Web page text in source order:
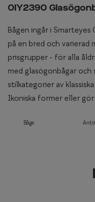
0IY2390
Bågen ingår i
på en bred och varierad
prisgrupper - för alla
med glasögonbågar och
stilkategorier av
Ikoniska former eller
Båge